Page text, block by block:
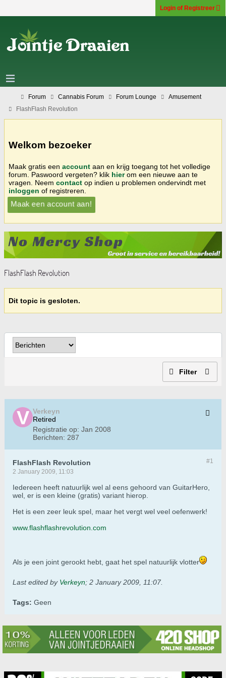
Login of Registreer
Forum Cannabis Forum Forum Lounge
Amusement
FlashFlash Revolution
Welkom bezoeker
Maak gratis een account aan en krijg toegang tot het volledige
forum. Paswoord vergeten? klik hierom een nieuwe aan te
vragen. Neem contact op indien u problemen ondervindt met
inloggen of registreren.
Maak een account aan!
FlashFlash Revolution
Dit topic is gesloten.
Filter
Verkeyn
Retired
Registratie op: Jan 2008
Berichten: 287
#1
FlashFlash Revolution
2 January 2009, 11:03
Iedereen heeft natuurlijk wel al eens gehoord van GuitarHero,
wel, er is een kleine (gratis) variant hierop.
Het is een zeer leuk spel, maar het vergt wel veel oefenwerk!
www.flashflashrevolution.com
Als je een joint gerookt hebt, gaat het spel natuurlijk vlotter
Last edited by Verkeyn; 2 January 2009, 11:07
Tags: Geen